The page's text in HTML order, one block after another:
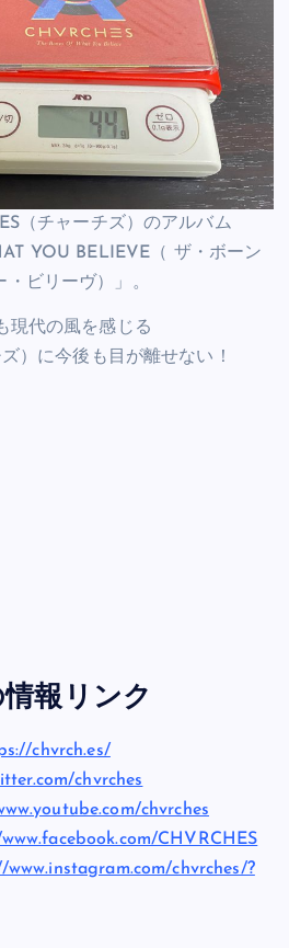
（チャーチズ）のアルバム
YOU BELIEVE（ ザ・ボーン
ビリーヴ）」。
現代の風を感じる
）に今後も目が離せない！
報リンク
chvrch.es/
chvrches
chvrches
CHVRCHES
www.instagram.com/chvrches/?